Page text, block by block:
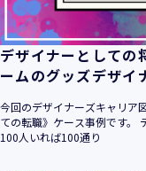
デザイナーとしての
ームのグッズデザイ
今回のデザイナーズキャリア
ての転職》ケース事例です。
100人いれば100通り